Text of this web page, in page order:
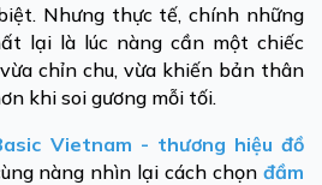
Nhưng thực tế, chính những
lại là lúc nàng cần một chiếc
chỉn chu, vừa khiến bản thân
khi soi gương mỗi tối.
Vietnam - thương hiệu đồ
nàng nhìn lại cách chọnđầm